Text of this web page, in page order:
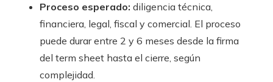
Proceso esperado: diligencia técnica,
financiera, legal, fiscal y comercial. El proceso
puede durar entre 2 y 6 meses desde la firma
del term sheet hasta el cierre, según
complejidad.